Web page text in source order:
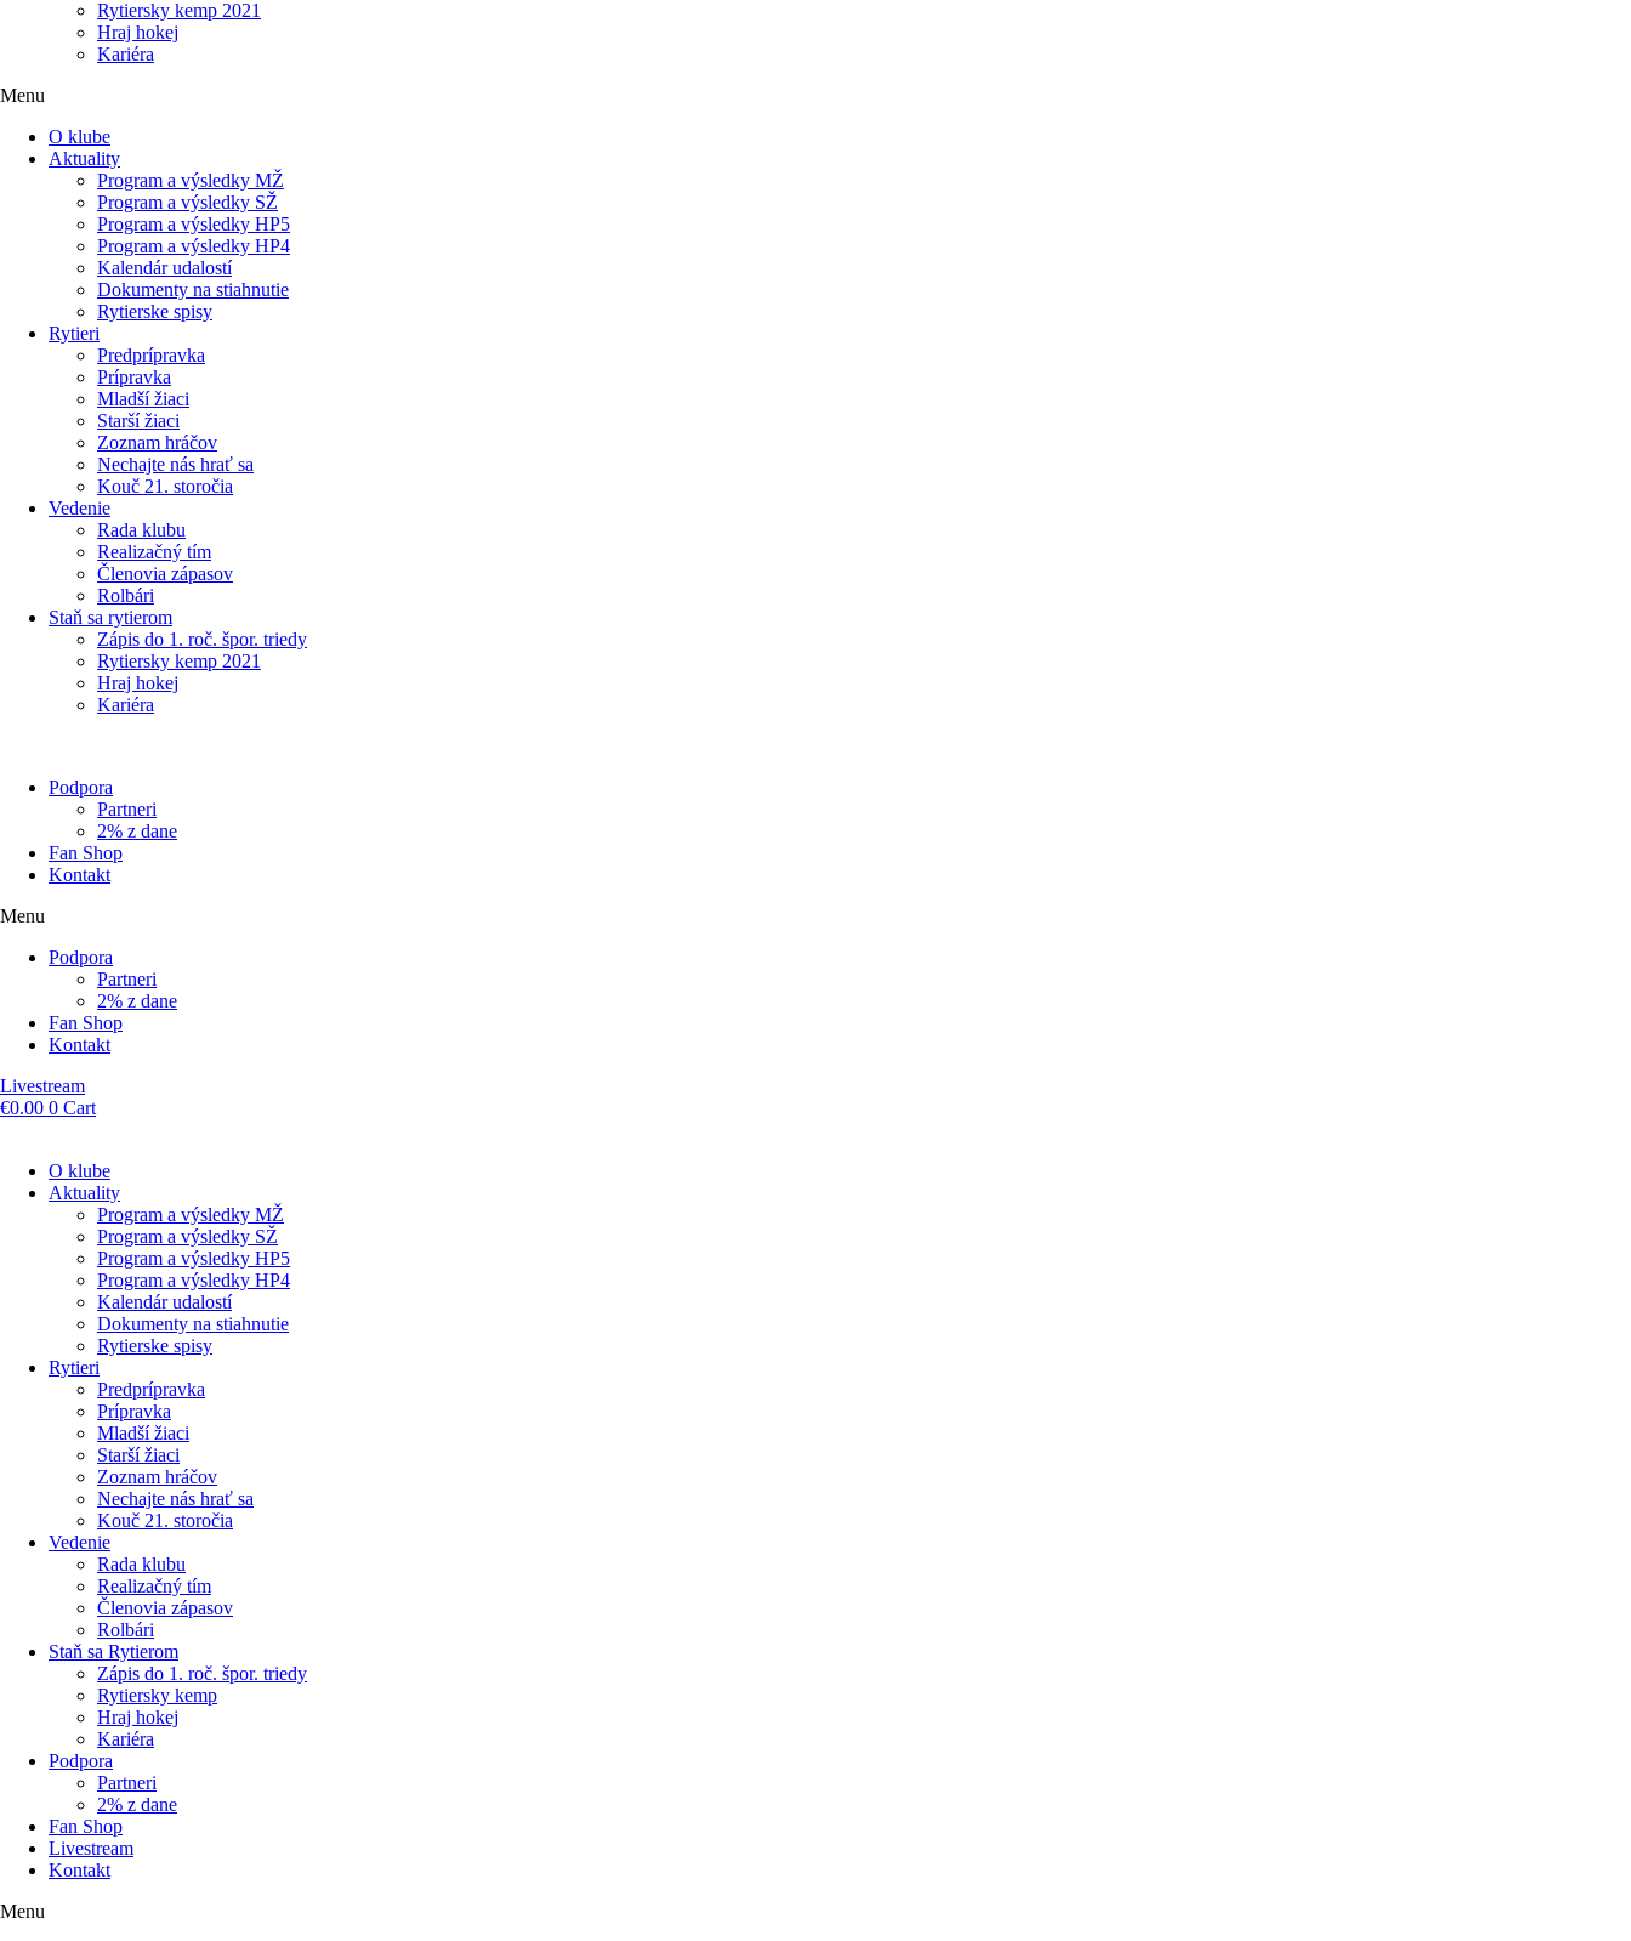
Rytiersky kemp 2021
Hraj hokej
Kariéra
Menu
O klube
Aktuality
Program a výsledky MŽ
Program a výsledky SŽ
Program a výsledky HP5
Program a výsledky HP4
Kalendár udalostí
Dokumenty na stiahnutie
Rytierske spisy
Rytieri
Predprípravka
Prípravka
Mladší žiaci
Starší žiaci
Zoznam hráčov
Nechajte nás hrať sa
Kouč 21. storočia
Vedenie
Rada klubu
Realizačný tím
Členovia zápasov
Rolbári
Staň sa rytierom
Zápis do 1. roč. špor. triedy
Rytiersky kemp 2021
Hraj hokej
Kariéra
Podpora
Partneri
2% z dane
Fan Shop
Kontakt
Menu
Podpora
Partneri
2% z dane
Fan Shop
Kontakt
Livestream
€0.00 0 Cart
O klube
Aktuality
Program a výsledky MŽ
Program a výsledky SŽ
Program a výsledky HP5
Program a výsledky HP4
Kalendár udalostí
Dokumenty na stiahnutie
Rytierske spisy
Rytieri
Predprípravka
Prípravka
Mladší žiaci
Starší žiaci
Zoznam hráčov
Nechajte nás hrať sa
Kouč 21. storočia
Vedenie
Rada klubu
Realizačný tím
Členovia zápasov
Rolbári
Staň sa Rytierom
Zápis do 1. roč. špor. triedy
Rytiersky kemp
Hraj hokej
Kariéra
Podpora
Partneri
2% z dane
Fan Shop
Livestream
Kontakt
Menu